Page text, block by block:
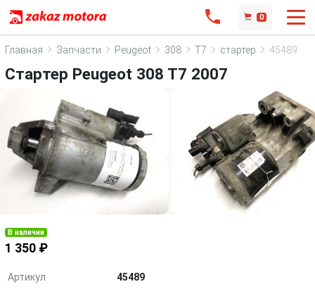
0
Главная Запчасти Peugeot 308 T7 стартер 45489
Стартер Peugeot 308 T7 2007
В наличии
1 350 ₽
Артикул
45489